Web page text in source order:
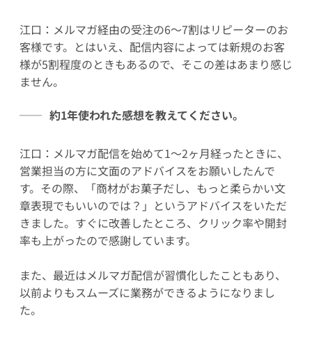
江口：メルマガ経由の受注の6～7割はリピーターのお
客様です。とはいえ、配信内容によっては新規のお客
様が5割程度のときもあるので、そこの差はあまり感じ
ません。
約1年使われた感想を教えてください。
江口：メルマガ配信を始めて1～2ヶ月経ったときに、
営業担当の方に文面のアドバイスをお願いしたんで
す。その際、「商材がお菓子だし、もっと柔らかい文
章表現でもいいのでは？」というアドバイスをいただ
きました。すぐに改善したところ、クリック率や開封
率も上がったので感謝しています。
また、最近はメルマガ配信が習慣化したこともあり、
以前よりもスムーズに業務ができるようになりまし
た。